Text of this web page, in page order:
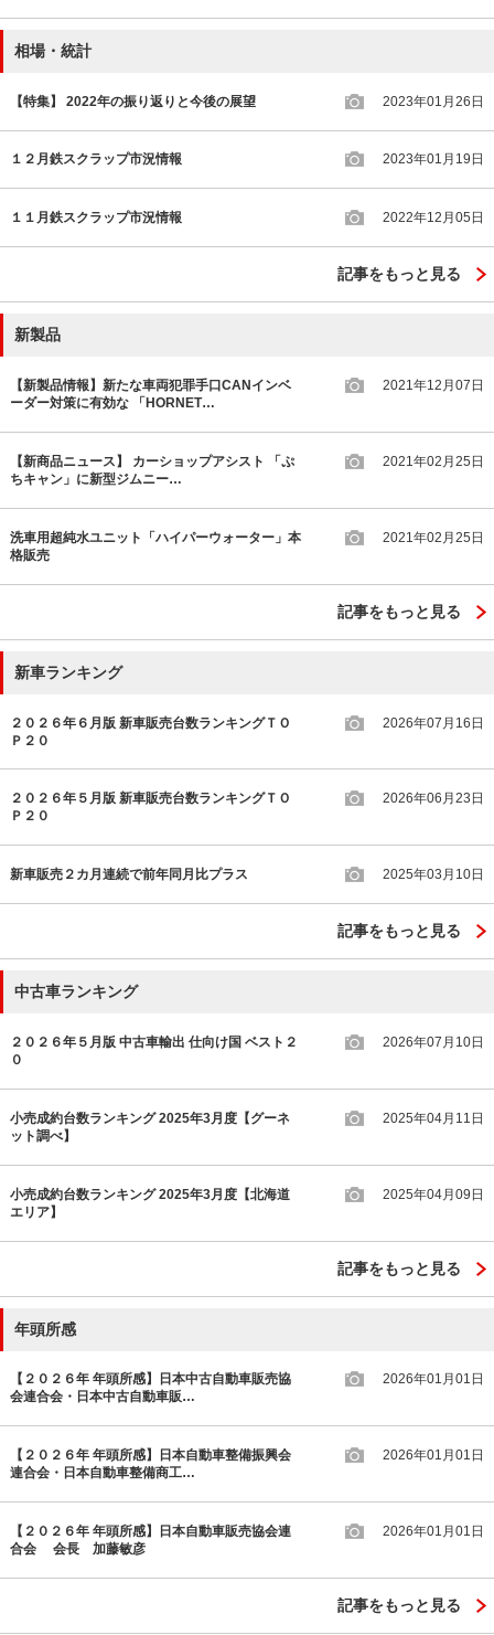
相場・統計
【特集】 2022年の振り返りと今後の展望 2023年01月26日
１２月鉄スクラップ市況情報 2023年01月19日
１１月鉄スクラップ市況情報 2022年12月05日
記事をもっと見る
新製品
【新製品情報】新たな車両犯罪手口CANインベ
ーダー対策に有効な 「HORNET…
2021年12月07日
【新商品ニュース】 カーショップアシスト 「ぷ
ちキャン」に新型ジムニー…
2021年02月25日
洗車用超純水ユニット「ハイパーウォーター」本
格販売
2021年02月25日
記事をもっと見る
新車ランキング
２０２６年６月版 新車販売台数ランキングＴＯ
Ｐ２０
2026年07月16日
２０２６年５月版 新車販売台数ランキングＴＯ
Ｐ２０
2026年06月23日
新車販売２カ月連続で前年同月比プラス 2025年03月10日
記事をもっと見る
中古車ランキング
２０２６年５月版 中古車輸出 仕向け国 ベスト２
０
2026年07月10日
小売成約台数ランキング 2025年3月度【グーネ
ット調べ】
2025年04月11日
小売成約台数ランキング 2025年3月度【北海道
エリア】
2025年04月09日
記事をもっと見る
年頭所感
【２０２６年 年頭所感】日本中古自動車販売協
会連合会・日本中古自動車販…
2026年01月01日
【２０２６年 年頭所感】日本自動車整備振興会
連合会・日本自動車整備商工…
2026年01月01日
【２０２６年 年頭所感】日本自動車販売協会連
合会 会長 加藤敏彦
2026年01月01日
記事をもっと見る